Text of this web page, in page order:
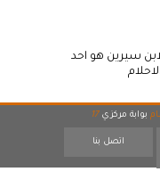
سيرين هو احد
بوابة مركزي 17
اتصل بنا